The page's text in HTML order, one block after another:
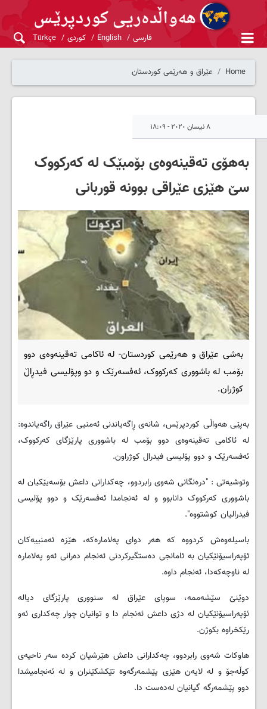
فارسی English کوردی Türkçe
Home عێراق و هەرێمی کوردستان
٨ نیسان ٢٠٢٠ - ١٨:٠٩
بەهۆی تەقینەوەی بۆمبێک لە کەرکووک
سێ هێزی عێراقی بوونە قوربانی
بەشی عێراق و هەرێمی کوردستان- لە ئاکامى تەقینەوەی دوو
بۆمب لە باشوورى کەرکووک، ئەفسەرێک و دو وپۆلیسى فیدڕاڵ
کوژران.
بەپێی هەواڵی کوردپرێس، شانەی ڕاگەیاندنی ئەمنیی عێراق راگەیاندوە:
لە ئاکامی تەقینەوەی دوو بۆمب لە باشووری پارێزگای کەرکووک،
ئەفسەرێک و دوو پۆلیسی فیدرال کوژراون.
وتوشیەتى : "درەنگانی شەوی رابردوو، چەکدارانی داعش بۆسەیێکیان لە
باشووری کەرکووک دانابوو و لە ئەنجامدا ئەفسەرێک و دوو پۆلیسی
فیدرالیان کوشتووە".
باسیلەوەش کردووە کە هەر دوای پەلامارەکە، هێزە ئەمنییەکان
ئۆپەراسیۆنێکیان بە ئامانجی دەستگیرکردنی ئەنجام دەرانی ئەو پەلامارە
لە ناوچەکەدا، ئەنجام داوە.
دوێنێ‌ سێشەممە، سوپاى عێراق لە سنوورى پارێزگاى دیالە
ئۆپەراسیۆنێکیان لە دژى داعش ئەنجام دا و توانیان چوار چەکدارى ئەو
رێکخراوە بکوژن.
هاوکات شەوى رابردوو، چەکدارانى داعش هێرشیان کردە سەر ناحیەى
کوڵەجۆ و لە لایەن هێزى پێشمەرگەوە تێکشکێنران و لە ئەنجامیشدا
دوو پێشمەرگە گیانیان لەدەست دا.